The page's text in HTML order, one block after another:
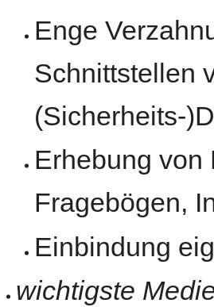
Enge
Schnittstellen
(Sicherheits-
Erhebung von
Fragebögen,
Einbindung
wichtigste